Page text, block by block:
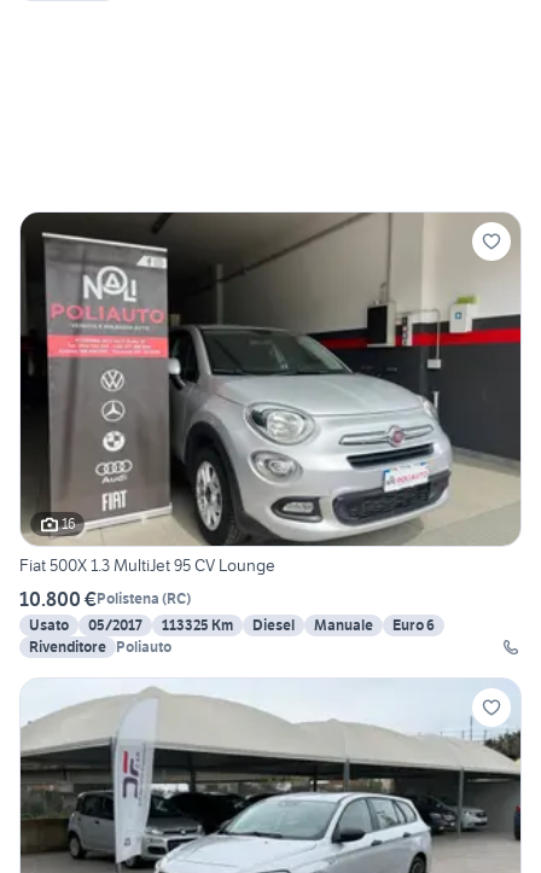
16
Fiat 500X 1.3 MultiJet 95 CV Lounge
10.800 €Polistena (RC)
Usato
05/2017 113325 Km Diesel Manuale
Euro 6
Rivenditore Poliauto